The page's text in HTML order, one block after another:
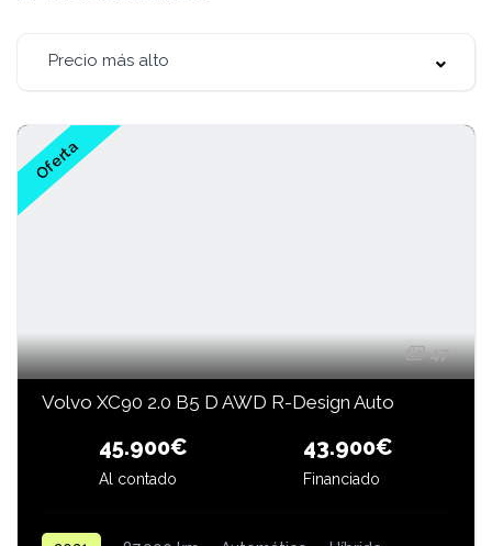
Precio más alto
Oferta
47
Volvo XC90 2.0 B5 D AWD R-Design Auto
45.900€
Al contado
43.900€
Financiado